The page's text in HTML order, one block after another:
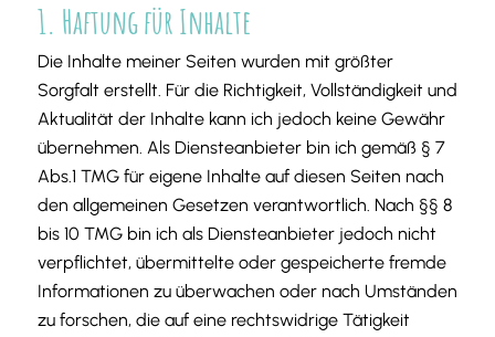
1. Haftung für Inhalte
Die Inhalte meiner Seiten wurden mit größter
Sorgfalt erstellt. Für die Richtigkeit, Vollständigkeit und
Aktualität der Inhalte kann ich jedoch keine Gewähr
übernehmen. Als Diensteanbieter bin ich gemäß § 7
Abs.1 TMG für eigene Inhalte auf diesen Seiten nach
den allgemeinen Gesetzen verantwortlich. Nach §§ 8
bis 10 TMG bin ich als Diensteanbieter jedoch nicht
verpflichtet, übermittelte oder gespeicherte fremde
Informationen zu überwachen oder nach Umständen
zu forschen, die auf eine rechtswidrige Tätigkeit